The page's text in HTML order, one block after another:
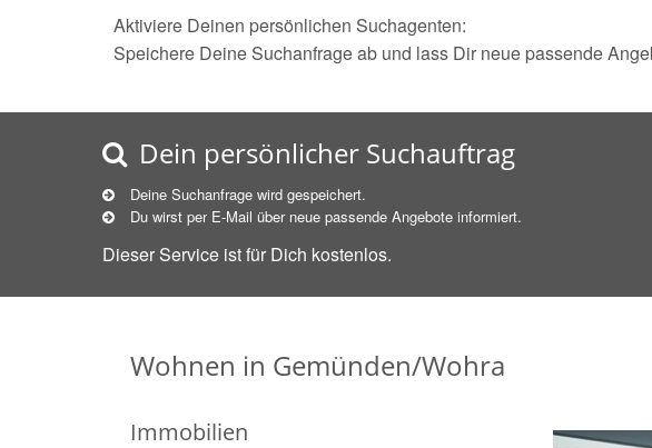
Aktiviere Deinen persönlichen Suchagenten:
Speichere Deine Suchanfrage ab und lass Dir neue passende
Dein persönlicher Suchauftrag
Deine Suchanfrage wird gespeichert.
Du wirst per E-Mail über neue passende Angebote informiert.
Dieser Service ist für Dich kostenlos.
Wohnen in Gemünden/Wohra
Immobilien